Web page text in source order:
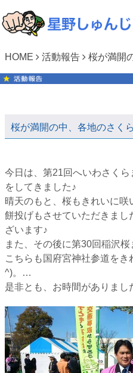
HOME 活動報告 桜が満開の
桜が満開の中、各地のさく
今日は、第21回へいわさく
をしてきました♪
晴天のもと、桜もきれいに咲
餅投げもさせていただきま
ざいます♪
また、その後に第30回稲沢
こちらも国府宮神社参道を
^)。
…
是非とも、お時間がありまし